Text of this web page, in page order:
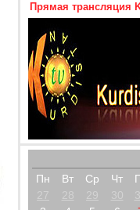
Прямая трансляция
Пн Вт Ср Чт
27
28 29 30 31